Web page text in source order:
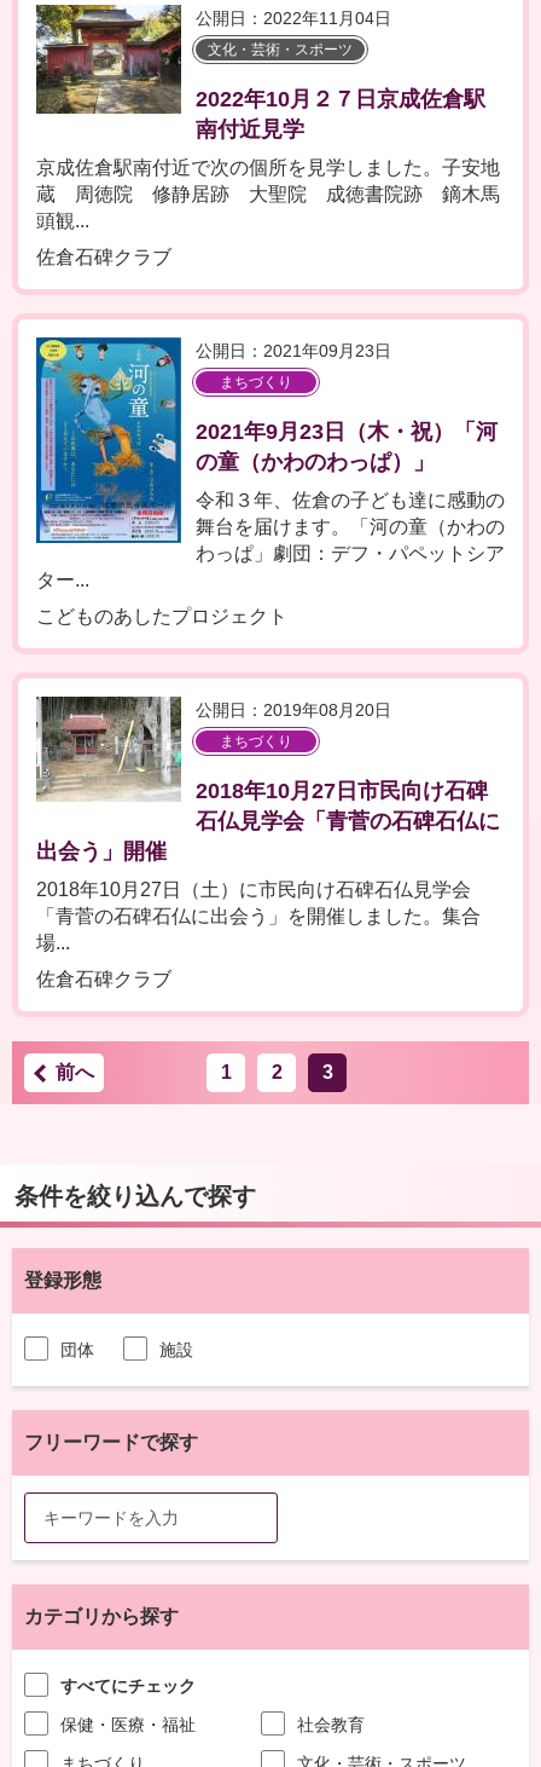
公開日：2022年11月04日
文化・芸術・スポーツ
2022年10月２７日京成佐倉駅
南付近見学
京成佐倉駅南付近で次の個所を見学しました。子安地
蔵 周徳院 修静居跡 大聖院 成徳書院跡 鏑木馬
頭観...
佐倉石碑クラブ
公開日：2021年09月23日
まちづくり
2021年9月23日（木・祝）「河
の童（かわのわっぱ）」
令和３年、佐倉の子ども達に感動の
舞台を届けます。「河の童（かわの
わっぱ」劇団：デフ・パペットシア
ター...
こどものあしたプロジェクト
公開日：2019年08月20日
まちづくり
2018年10月27日市民向け石碑
石仏見学会「青菅の石碑石仏に
出会う」開催
2018年10月27日（土）に市民向け石碑石仏見学会
「青菅の石碑石仏に出会う」を開催しました。集合
場...
佐倉石碑クラブ
前へ 1 2 3
条件を絞り込んで探す
登録形態
団体 施設
フリーワードで探す
カテゴリから探す
すべてにチェック
保健・医療・福祉
社会教育
まちづくり
文化・芸術・スポーツ